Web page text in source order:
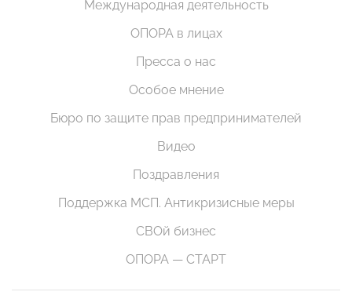
Международная деятельность
ОПОРА в лицах
Пресса о нас
Особое мнение
Бюро по защите прав предпринимателей
Видео
Поздравления
Поддержка МСП. Антикризисные меры
СВОй бизнес
ОПОРА — СТАРТ